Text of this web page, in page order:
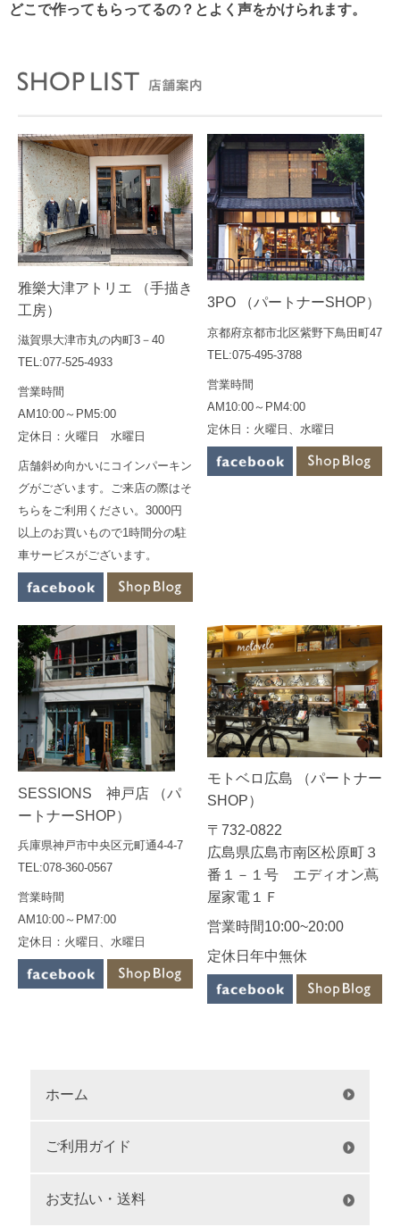
どこで作ってもらってるの？とよく声をかけられます。
雅樂大津アトリエ （手描き
工房）
滋賀県大津市丸の内町3－40
TEL:077-525-4933
営業時間
AM10:00～PM5:00
定休日：火曜日 水曜日
店舗斜め向かいにコインパーキン
グがございます。ご来店の際はそ
ちらをご利用ください。3000円
以上のお買いもので1時間分の駐
車サービスがございます。
3PO （パートナーSHOP）
京都府京都市北区紫野下鳥田町47
TEL:075-495-3788
営業時間
AM10:00～PM4:00
定休日：火曜日、水曜日
SESSIONS 神戸店 （パ
ートナーSHOP）
兵庫県神戸市中央区元町通4-4-7
TEL:078-360-0567
営業時間
AM10:00～PM7:00
定休日：火曜日、水曜日
モトベロ広島 （パートナー
SHOP）
〒732-0822
広島県広島市南区松原町３
番１－１号 エディオン蔦
屋家電１Ｆ
営業時間10:00~20:00
定休日年中無休
ホーム
ご利用ガイド
お支払い・送料